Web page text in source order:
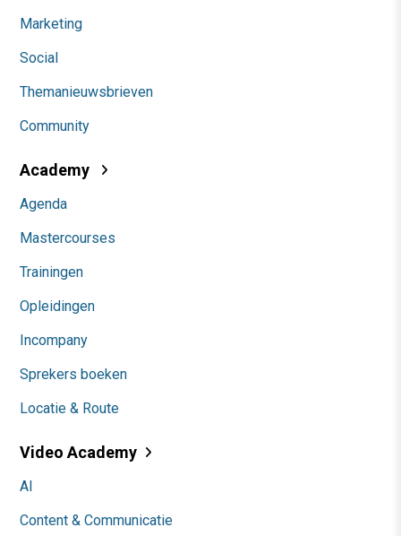
Marketing
Social
Themanieuwsbrieven
Community
Academy
Agenda
Mastercourses
Trainingen
Opleidingen
Incompany
Sprekers boeken
Locatie & Route
Video Academy
AI
Content & Communicatie